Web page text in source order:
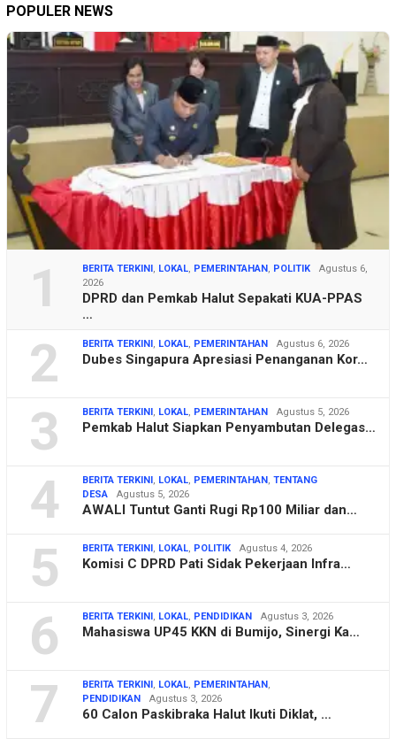
POPULER NEWS
1 BERITA TERKINI, LOKAL, PEMERINTAHAN, POLITIK
Agustus 6,
2026
DPRD dan Pemkab Halut Sepakati KUA-PPAS
…
2 BERITA TERKINI, LOKAL, PEMERINTAHAN Agustus 6, 2026
Dubes Singapura Apresiasi Penanganan Kor…
3 BERITA TERKINI, LOKAL, PEMERINTAHAN Agustus 5, 2026
Pemkab Halut Siapkan Penyambutan Delegas…
4 BERITA TERKINI, LOKAL, PEMERINTAHAN, TENTANG
DESA
Agustus 5, 2026
AWALI Tuntut Ganti Rugi Rp100 Miliar dan…
5 BERITA TERKINI, LOKAL, POLITIK Agustus 4, 2026
Komisi C DPRD Pati Sidak Pekerjaan Infra…
6 BERITA TERKINI, LOKAL, PENDIDIKAN Agustus 3, 2026
Mahasiswa UP45 KKN di Bumijo, Sinergi Ka…
7 BERITA TERKINI, LOKAL, PEMERINTAHAN,
PENDIDIKAN
Agustus 3, 2026
60 Calon Paskibraka Halut Ikuti Diklat, …